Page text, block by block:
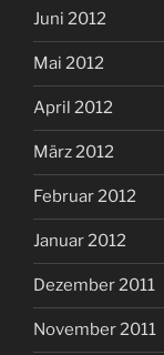
Juni 2012
Mai 2012
April 2012
März 2012
Februar 2012
Januar 2012
Dezember 2011
November 2011